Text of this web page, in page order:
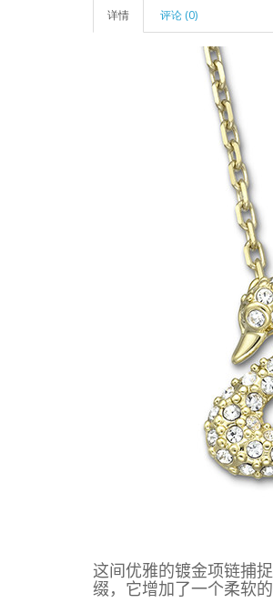
详情 评论 (0)
这间优雅的镀金项链捕捉
缀， 它增加了一个柔软的